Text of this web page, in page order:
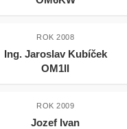
ROK 2008
Ing. Jaroslav Kubíček
OM1II
ROK 2009
Jozef Ivan